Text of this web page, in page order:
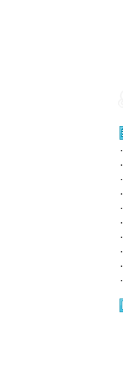
·
·
·
·
·
·
·
·
·
·